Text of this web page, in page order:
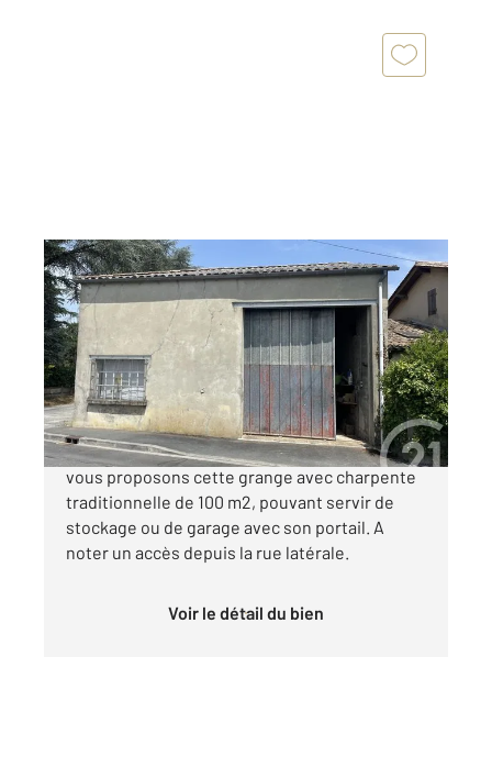
MONTPON MENESTEROL 24
100 m2, 1 pièce
Ref : 10846
Maison à vendre
37 500 €
Au centre de Ménesplet, facile d'accès, nous
vous proposons cette grange avec charpente
traditionnelle de 100 m2, pouvant servir de
stockage ou de garage avec son portail. A
noter un accès depuis la rue latérale.
Voir le détail du bien